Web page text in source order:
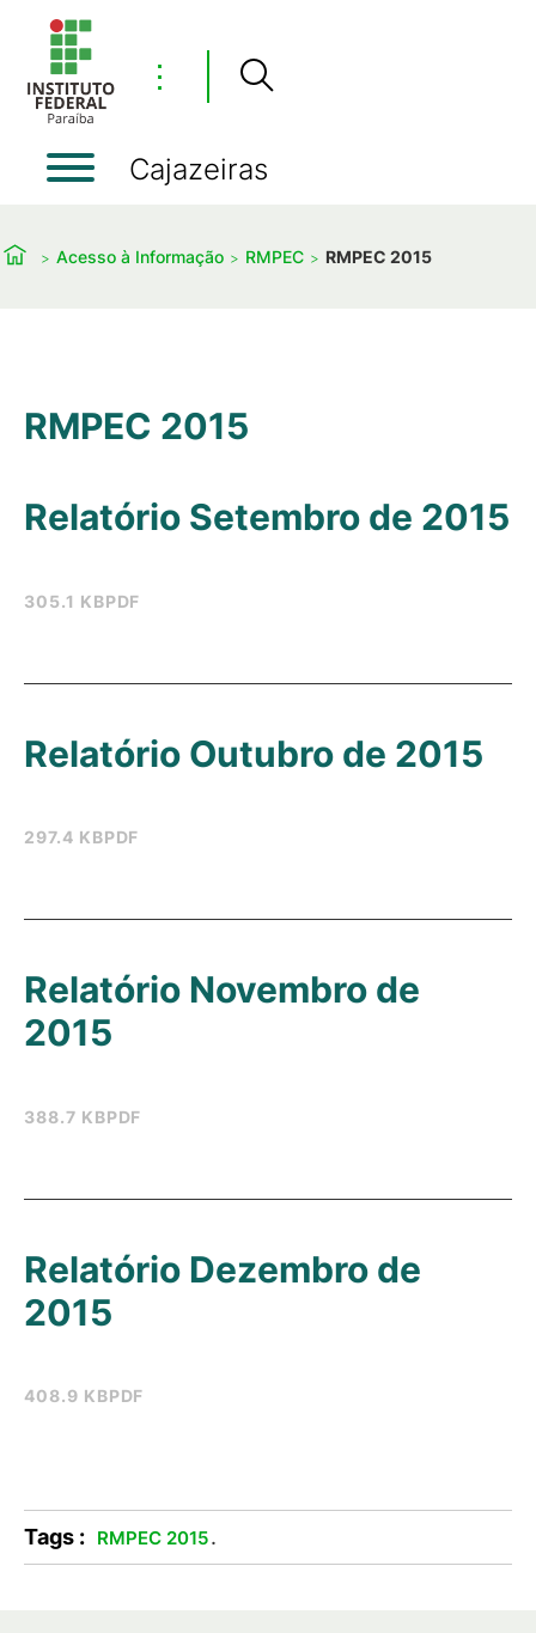
⋮
Cajazeiras
Acesso à Informação RMPEC RMPEC 2015
RMPEC 2015
305.1 KBPDF
Relatório Setembro de 2015
297.4 KBPDF
Relatório Outubro de 2015
388.7 KBPDF
Relatório Novembro de
2015
408.9 KBPDF
Relatório Dezembro de
2015
Tags : RMPEC 2015.